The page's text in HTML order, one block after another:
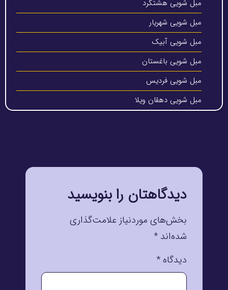
مبل شویی هشتگرد
مبل شویی شهریار
مبل شویی آبیک
مبل شویی باغستان
مبل شویی فردیس
مبل شویی دهقان ویلا
دیدگاهتان را بنویسید
بخش‌های موردنیاز علامت‌گذاری
شده‌اند *
دیدگاه*